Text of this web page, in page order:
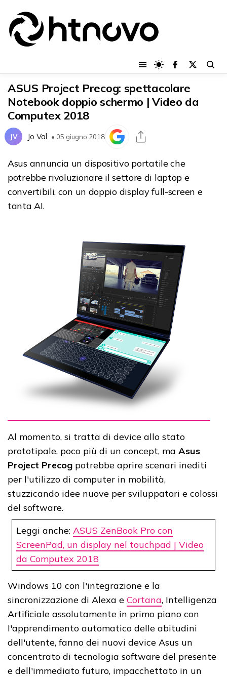
ASUS Project Precog: spettacolare
Notebook doppio schermo | Video da
Computex 2018
JV Jo Val • 05 giugno 2018
Asus annuncia un dispositivo portatile che
potrebbe rivoluzionare il settore di laptop e
convertibili, con un doppio display full-screen e
tanta AI.
Al momento, si tratta di device allo stato
prototipale, poco più di un concept, ma Asus
Project Precog potrebbe aprire scenari inediti
per l'utilizzo di computer in mobilità,
stuzzicando idee nuove per sviluppatori e colossi
del software.
Leggi anche: ASUS ZenBook Pro con
ScreenPad, un display nel touchpad | Video
da Computex 2018
Windows 10 con l'integrazione e la
sincronizzazione di Alexa e Cortana, Intelligenza
Artificiale assolutamente in primo piano con
l'apprendimento automatico delle abitudini
dell'utente, fanno dei nuovi device Asus un
concentrato di tecnologia software del presente
e dell'immediato futuro, impacchettato in un